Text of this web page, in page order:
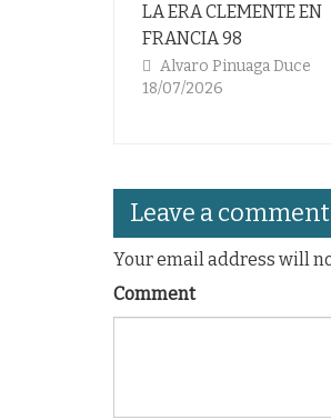
LA ERA CLEMENTE EN
FRANCIA 98
Alvaro Pinuaga Duce
18/07/2026
Leave a
Your email address will
Comment